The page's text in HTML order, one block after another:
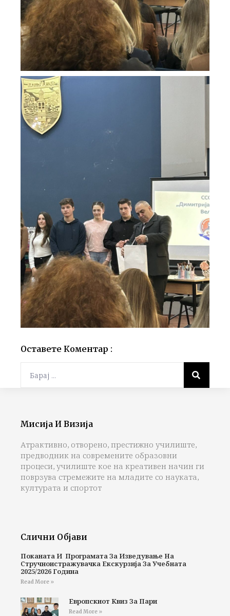
Оставете Коментар :
Мисија И Визија
Атрактивно, отворено, престижно училиште,
предводник на современите образовни
процеси, училиште кое на креативен начин ги
поврзува стремежите на младите со науката,
културата и спортот
Слични Објави
Поканата И Програмата За Изведување На
Стручноистражувачка Екскурзија За Учебната
2025/2026 Година
Read More »
Европскиот Квиз За Пари
Read More »